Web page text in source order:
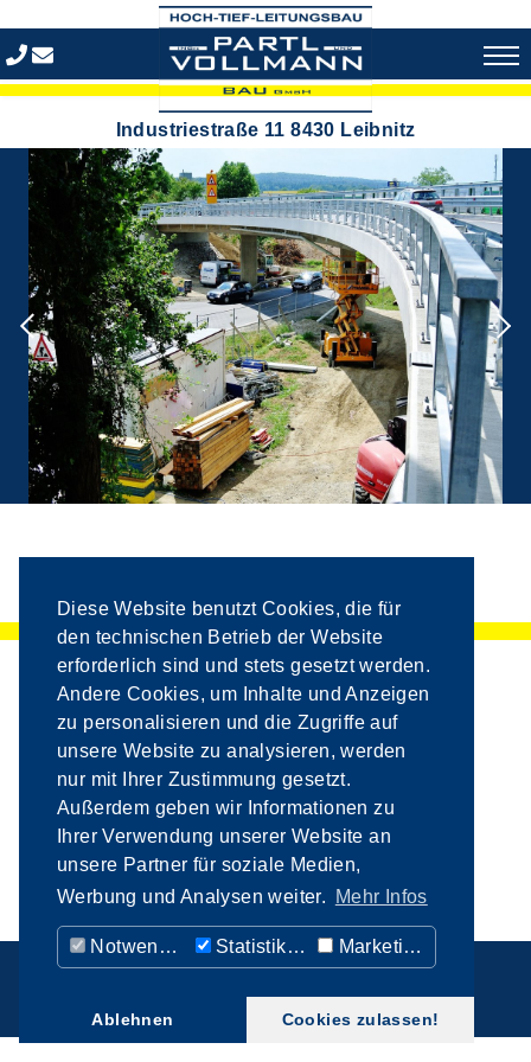
Diese Website benutzt Cookies, die für
den technischen Betrieb der Website
erforderlich sind und stets gesetzt werden.
Andere Cookies, um Inhalte und Anzeigen
zu personalisieren und die Zugriffe auf
unsere Website zu analysieren, werden
nur mit Ihrer Zustimmung gesetzt.
Außerdem geben wir Informationen zu
Ihrer Verwendung unserer Website an
unsere Partner für soziale Medien,
Werbung und Analysen weiter.
Mehr Infos
Notwendig Statistiken Marketing
Ablehnen Cookies zulassen!
Industriestraße 11 8430 Leibnitz